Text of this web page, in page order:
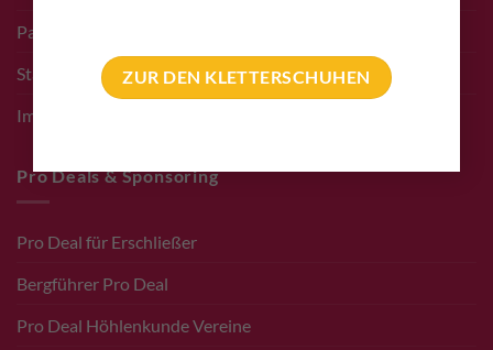
ZUR DEN KLETTERSCHUHEN
Partner bolting.eu
Standort – Adresse
Impressum
Pro Deals & Sponsoring
Pro Deal für Erschließer
Bergführer Pro Deal
Pro Deal Höhlenkunde Vereine